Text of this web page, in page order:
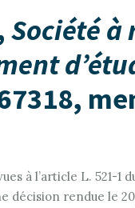
Société
à l’article L. 521-
décision rendue le